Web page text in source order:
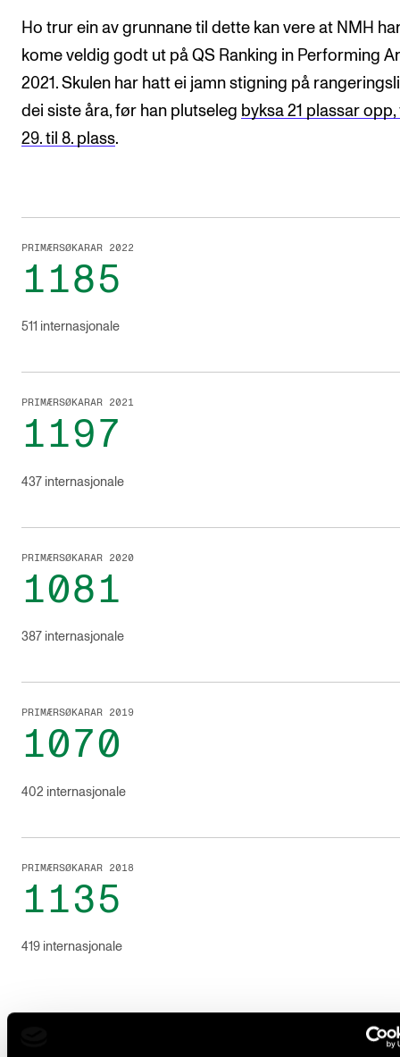
Ho trur ein av grunnane til dette kan vere at NMH
kome veldig godt ut på QS Ranking in Performing
2021. Skulen har hatt ei jamn stigning på
dei siste åra, før han plutseleg byksa 21 plassar opp,
29. til 8. plass.
1185
PRIMÆRSØKARAR 2022
511 internasjonale
1197
PRIMÆRSØKARAR 2021
437 internasjonale
1081
PRIMÆRSØKARAR 2020
387 internasjonale
1070
PRIMÆRSØKARAR 2019
402 internasjonale
1135
PRIMÆRSØKARAR 2018
419 internasjonale